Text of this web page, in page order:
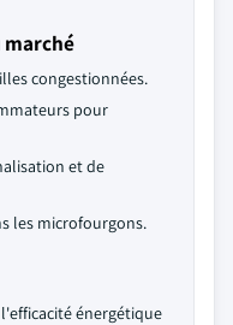
congestionnées.
pour
et de
les microfourgons.
énergétique